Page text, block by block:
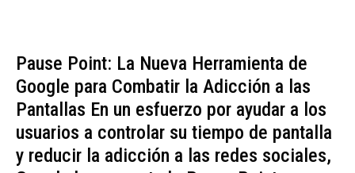
Pause Point: La Nueva Herramienta de
Google para Combatir la Adicción a las
Pantallas En un esfuerzo por ayudar a los
usuarios a controlar su tiempo de pantalla
y reducir la adicción a las redes sociales,